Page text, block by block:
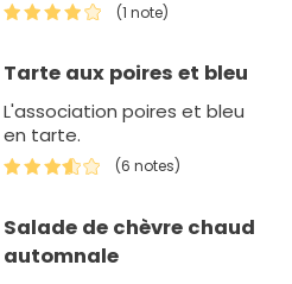
(1 note)
Tarte aux poires et bleu
L'association poires et bleu
en tarte.
(6 notes)
Salade de chèvre chaud
automnale